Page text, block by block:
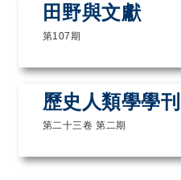
田野與文獻
第107期
歷史人類學學刊
第二十三卷 第二期